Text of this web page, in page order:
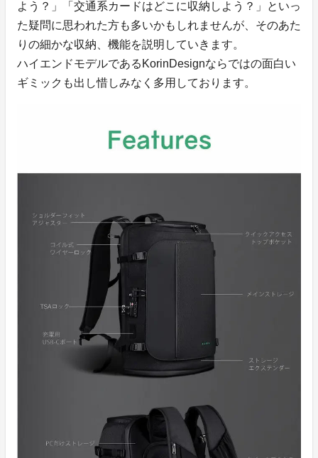
よう？」「交通系カードはどこに収納しよう？」といっ
た疑問に思われた方も多いかもしれませんが、そのあた
りの細かな収納、機能を説明していきます。
ハイエンドモデルであるKorinDesignならではの面白い
ギミックも出し惜しみなく多用しております。